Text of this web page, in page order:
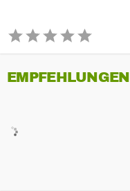
EMPFEHLUNGEN